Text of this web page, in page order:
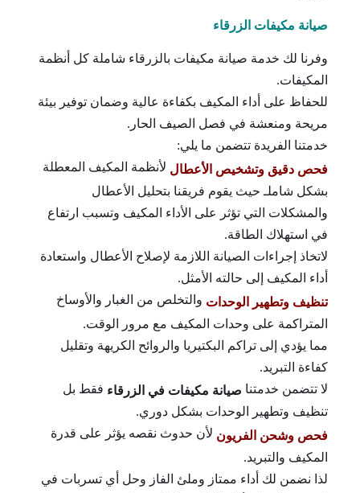
صيانة مكيفات الزرقاء
وفرنا لك خدمة صيانة مكيفات بالزرقاء شاملة كل أنظمة
المكيفات.
للحفاظ على أداء المكيف بكفاءة عالية وضمان توفير بيئة
مريحة ومنعشة في فصل الصيف الحار.
خدمتنا الفريدة تتضمن ما يلي:
فحص دقيق وتشخيص الأعطال لأنظمة المكيف المعطلة
بشكل شاملـ حيث يقوم فريقنا بتحليل الأعطال
والمشكلات التي تؤثر على الأداء المكيف وتسبب ارتفاع
في استهلاك الطاقة.
لاتخاذ إجراءات الصيانة اللازمة لإصلاح الأعطال واستعادة
أداء المكيف إلى حالته الأمثل.
تنظيف وتطهير الوحدات والتخلص من الغبار والأوساخ
المتراكمة على وحدات المكيف مع مرور الوقت.
مما يؤدي إلى تراكم البكتيريا والروائح الكريهة وتقليل
كفاءة التبريد.
لا تتضمن خدمتنا صيانة مكيفات في الزرقاء فقط بل
تنظيف وتطهير الوحدات بشكل دوري.
فحص وشحن الفريون لأن حدوث نقصه يؤثر على قدرة
المكيف والتبريد.
لذا نضمن لك أداء ممتاز وملئ الفاز وحل أي تسربات في